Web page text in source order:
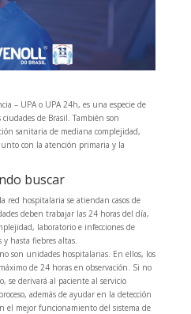
– UPA o UPA 24h, es una especie de
de Brasil. También son
sanitaria de mediana complejidad,
con la atención primaria y la
buscar
red hospitalaria se atiendan casos de
deben trabajar las 24 horas del día,
laboratorio e infecciones de
hasta fiebres altas.
son unidades hospitalarias. En ellos, los
de 24 horas en observación. Si no
se derivará al paciente al servicio
además de ayudar en la detección
el mejor funcionamiento del sistema de